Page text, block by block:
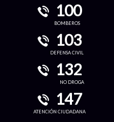
100
BOMBEROS
103
DEFENSA CIVIL
132
NO DROGA
147
ATENCIÓN CIUDADANA